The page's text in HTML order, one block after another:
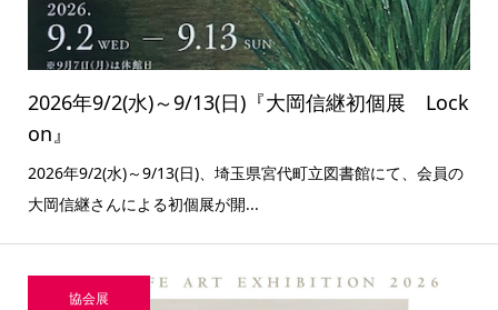
2026年9/2(水)～9/13(日)『大岡信継初個展 Lock
on』
2026年9/2(水)～9/13(日)、埼玉県宮代町立図書館にて、会員の
大岡信継さんによる初個展が開...
協会展